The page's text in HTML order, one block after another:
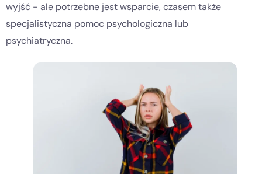
wyjść - ale potrzebne jest wsparcie, czasem także
specjalistyczna pomoc psychologiczna lub
psychiatryczna.